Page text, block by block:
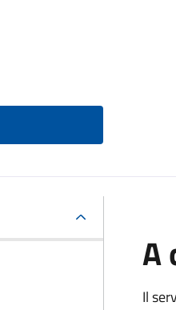
A
Il